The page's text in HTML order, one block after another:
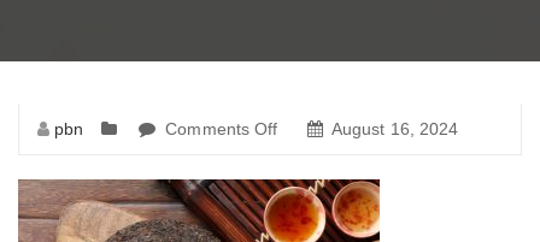
pbn Comments Off
pho-
nhi-
co-
August 16, 2024